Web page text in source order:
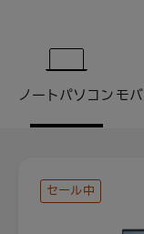
ノートパソコン モ
セール中